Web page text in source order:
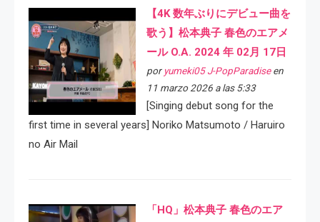
【4K 数年ぶりにデビュー曲を
歌う】松本典子 春色のエアメ
ール O.A. 2024 年 02月 17日
por yumeki05 J-PopParadiseen
11 marzo 2026 a las 5:33
[Singing debut song for the
first time in several years] Noriko Matsumoto / Haruiro
no Air Mail
「HQ」松本典子 春色のエア